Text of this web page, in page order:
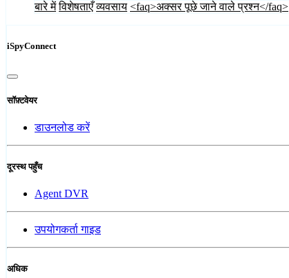
बारे में विशेषताएँ व्यवसाय <faq>अक्सर पूछे जाने वाले प्रश्न</faq>
iSpyConnect
सॉफ़्टवेयर
डाउनलोड करें
दूरस्थ पहुँच
Agent DVR
उपयोगकर्ता गाइड
अधिक